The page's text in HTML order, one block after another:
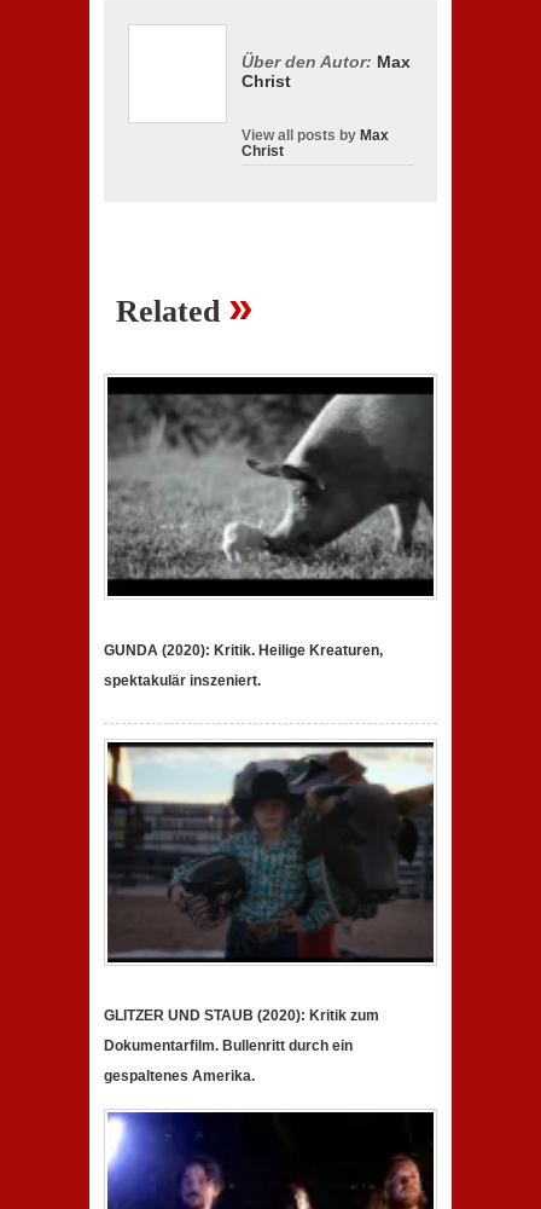
Über den Autor: Max
Christ
View all posts by Max
Christ
Related »
GUNDA (2020): Kritik. Heilige Kreaturen,
spektakulär inszeniert.
GLITZER UND STAUB (2020): Kritik zum
Dokumentarfilm. Bullenritt durch ein
gespaltenes Amerika.